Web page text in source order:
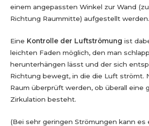
einem angepassten Winkel zur Wand
Richtung Raummitte) aufgestellt werden.
Eine Kontrolle der Luftströmung ist
leichten Faden möglich, den man schlapp
herunterhängen lässt und der sich
Richtung bewegt, in die die Luft strömt.
Raum überprüft werden, ob überall eine
Zirkulation besteht.
(Bei sehr geringen Strömungen kann es